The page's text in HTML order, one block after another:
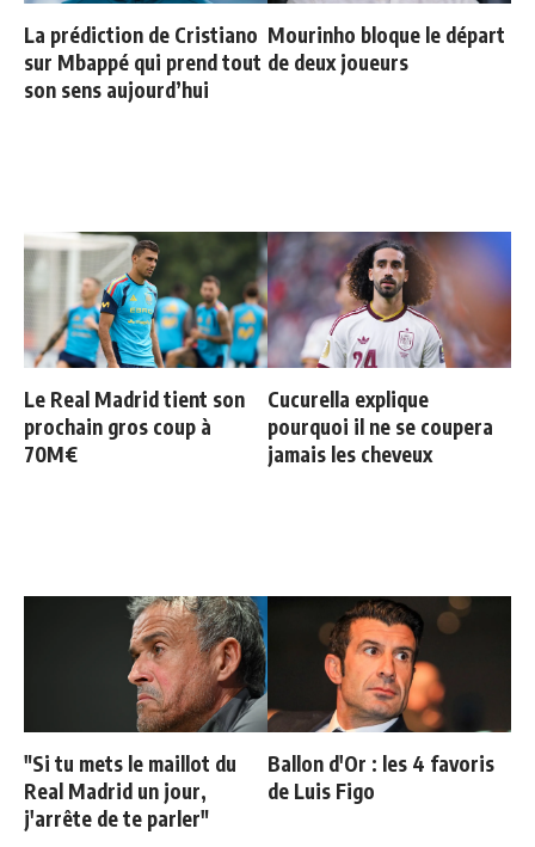
La prédiction de Cristiano
sur Mbappé qui prend tout
son sens aujourd’hui
Mourinho bloque le départ
de deux joueurs
Le Real Madrid tient son
prochain gros coup à
70M€
Cucurella explique
pourquoi il ne se coupera
jamais les cheveux
"Si tu mets le maillot du
Real Madrid un jour,
j'arrête de te parler"
Ballon d'Or : les 4 favoris
de Luis Figo